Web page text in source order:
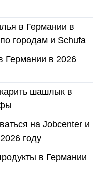
в Германии в
городам и Schufa
Германии в 2026
шашлык в
на Jobcenter и
году
в Германии